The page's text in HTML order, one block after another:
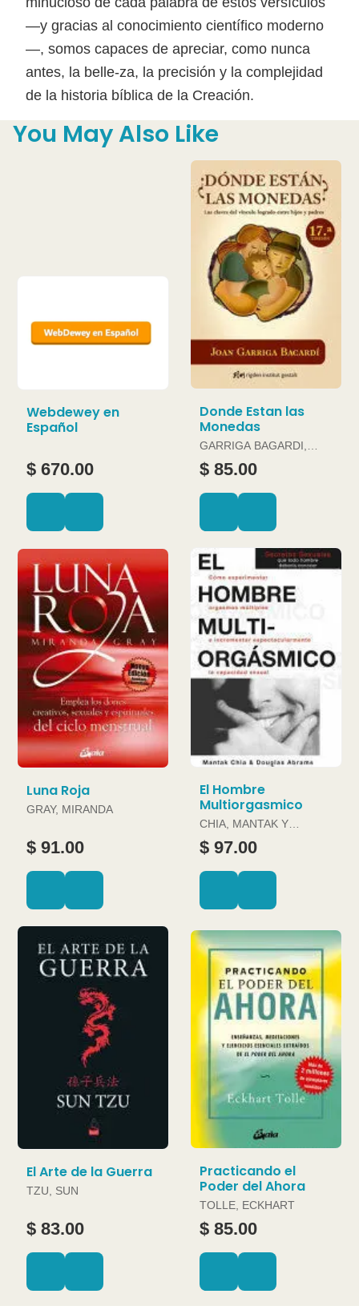
—y gracias al conocimiento científico moderno
—, somos capaces de apreciar, como nunca
antes, la belle-za, la precisión y la complejidad
de la historia bíblica de la Creación.
You May Also Like
Webdewey en
Español
$ 670.00
Donde Estan las
Monedas
GARRIGA BAGARDI,
JOAN
$ 85.00
Luna Roja
GRAY, MIRANDA
$ 91.00
El Hombre
Multiorgasmico
CHIA, MANTAK Y
DOUGLAS ABRAMS
$ 97.00
El Arte de la Guerra
TZU, SUN
$ 83.00
Practicando el
Poder del Ahora
TOLLE, ECKHART
$ 85.00